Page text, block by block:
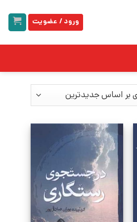
ورود / عضویت